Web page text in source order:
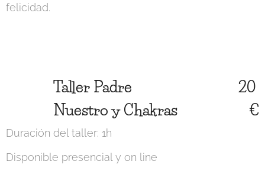
felicidad.
Taller Padre
Nuestro y Chakras
Duración del taller: 1h
Disponible presencial y on line
20
€